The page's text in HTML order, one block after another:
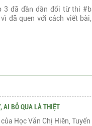
3 đã dần dần đổi từ thi
đã quen với cách viết
AI BỎ QUA LÀ THIỆT
Học Văn Chị Hiên,